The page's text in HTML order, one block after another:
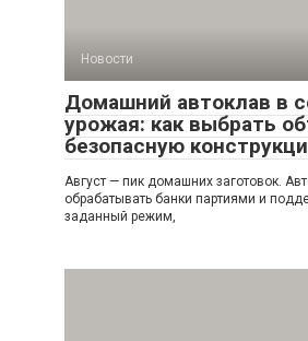
Новости
Домашний автоклав в
урожая: как выбрать
безопасную
Август — пик домашних заготовок.
обрабатывать банки партиями и
заданный режим,